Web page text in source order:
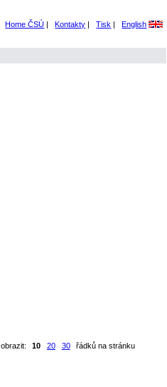
Home ČSÚ | Kontakty | Tisk | English
10 20 30 řádků na stránku